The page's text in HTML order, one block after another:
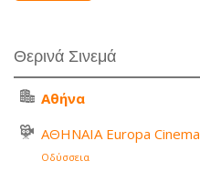
Θερινά Σινεμά
Αθήνα
ΑΘΗΝΑΙΑ Europa Cinema
Οδύσσεια